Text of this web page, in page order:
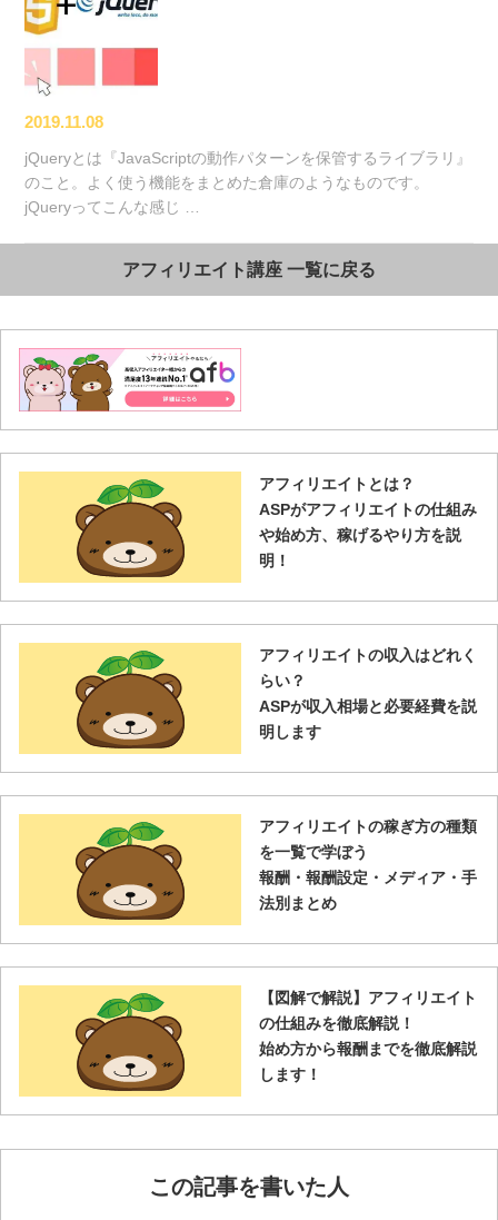
2019.11.08
jQueryとは『JavaScriptの動作パターンを保管するライブラリ』
のこと。よく使う機能をまとめた倉庫のようなものです。
jQueryってこんな感じ …
アフィリエイト講座 一覧に戻る
アフィリエイトとは？
ASPがアフィリエイトの仕組み
や始め方、稼げるやり方を説
明！
アフィリエイトの収入はどれく
らい？
ASPが収入相場と必要経費を説
明します
アフィリエイトの稼ぎ方の種類
を一覧で学ぼう
報酬・報酬設定・メディア・手
法別まとめ
【図解で解説】アフィリエイト
の仕組みを徹底解説！
始め方から報酬までを徹底解説
します！
この記事を書いた人